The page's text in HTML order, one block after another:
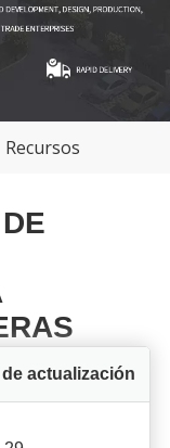
Recursos
actualización